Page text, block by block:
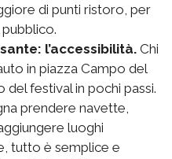
di punti ristoro, per
l’accessibilità. Chi
in piazza Campo del
del festival in pochi passi.
prendere navette,
luoghi
tutto è semplice e